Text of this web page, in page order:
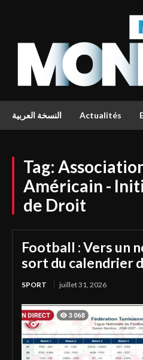
النسخة العربية Actualités
Tag:
Américain -
de Droit
Football : Vers un
sort du calendrier
SPORT juillet 31, 2026